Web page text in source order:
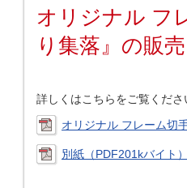
オリジナル フ
り集落』の販売
詳しくはこちらをご覧くださ
オリジナル フレーム切
別紙（PDF201kバイト）